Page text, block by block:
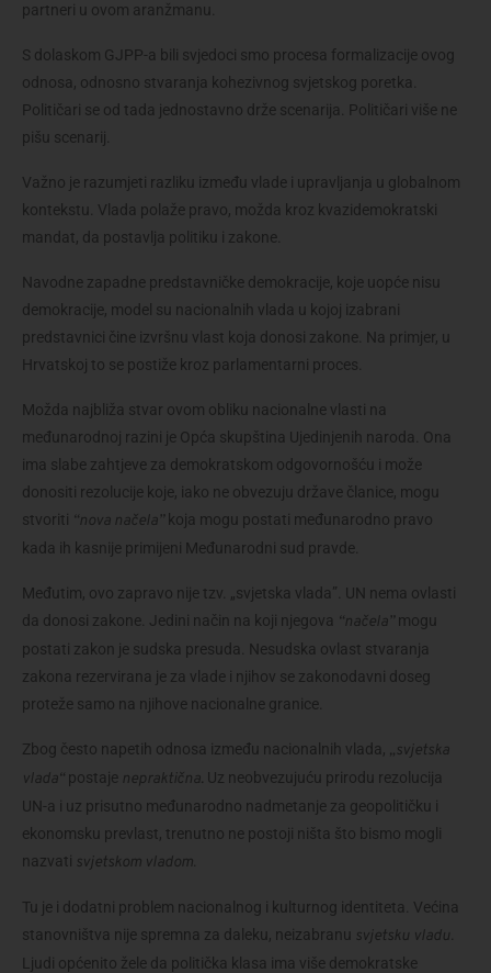
partneri u ovom aranžmanu.
S dolaskom GJPP-a bili svjedoci smo procesa formalizacije ovog
odnosa, odnosno stvaranja kohezivnog svjetskog poretka.
Političari se od tada jednostavno drže scenarija. Političari više ne
pišu scenarij.
Važno je razumjeti razliku između vlade i upravljanja u globalnom
kontekstu. Vlada polaže pravo, možda kroz kvazidemokratski
mandat, da postavlja politiku i zakone.
Navodne zapadne predstavničke demokracije, koje uopće nisu
demokracije, model su nacionalnih vlada u kojoj izabrani
predstavnici čine izvršnu vlast koja donosi zakone. Na primjer, u
Hrvatskoj to se postiže kroz parlamentarni proces.
Možda najbliža stvar ovom obliku nacionalne vlasti na
međunarodnoj razini je Opća skupština Ujedinjenih naroda. Ona
ima slabe zahtjeve za demokratskom odgovornošću i može
donositi rezolucije koje, iako ne obvezuju države članice, mogu
stvoriti “nova načela” koja mogu postati međunarodno pravo
kada ih kasnije primijeni Međunarodni sud pravde.
Međutim, ovo zapravo nije tzv. „svjetska vlada”. UN nema ovlasti
da donosi zakone. Jedini način na koji njegova “načela” mogu
postati zakon je sudska presuda. Nesudska ovlast stvaranja
zakona rezervirana je za vlade i njihov se zakonodavni doseg
proteže samo na njihove nacionalne granice.
Zbog često napetih odnosa između nacionalnih vlada, „svjetska
vlada“ postaje nepraktična. Uz neobvezujuću prirodu rezolucija
UN-a i uz prisutno međunarodno nadmetanje za geopolitičku i
ekonomsku prevlast, trenutno ne postoji ništa što bismo mogli
nazvati svjetskom vladom
Tu je i dodatni problem nacionalnog i kulturnog identiteta. Većina
stanovništva nije spremna za daleku, neizabranu svjetsku vladu
Ljudi općenito žele da politička klasa ima više demokratske